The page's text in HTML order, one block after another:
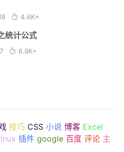
4.6K+
统计公式
6.8K+
技巧 CSS 小说 博客 Excel
插件 google 百度 评论 主